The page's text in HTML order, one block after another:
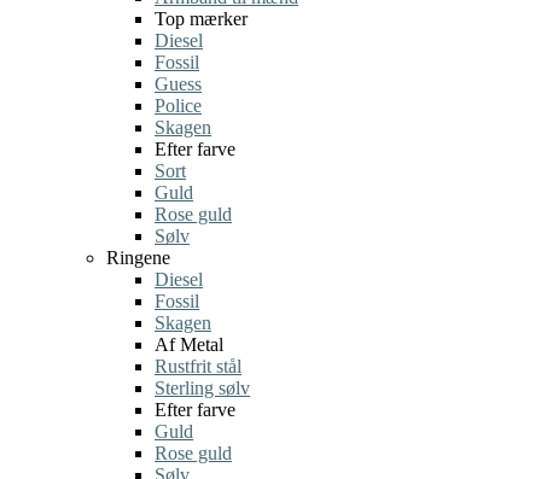
Top mærker
Diesel
Fossil
Guess
Police
Skagen
Efter farve
Sort
Guld
Rose guld
Sølv
Ringene
Diesel
Fossil
Skagen
Af Metal
Rustfrit stål
Sterling sølv
Efter farve
Guld
Rose guld
Sølv